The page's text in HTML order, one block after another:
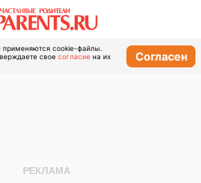
cookie-файлы.
свое согласие на их
Согласен